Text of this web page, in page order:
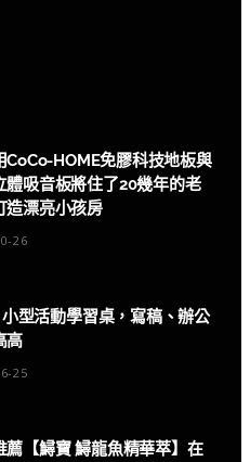
CoCo-HOME免膠科技地板與
體吸音板將住了20幾年的老
造漂亮小孩房
26
型活動學習桌，寫稿、辦公
高
25
薦【鱘寶 鱘龍魚精華萃】在